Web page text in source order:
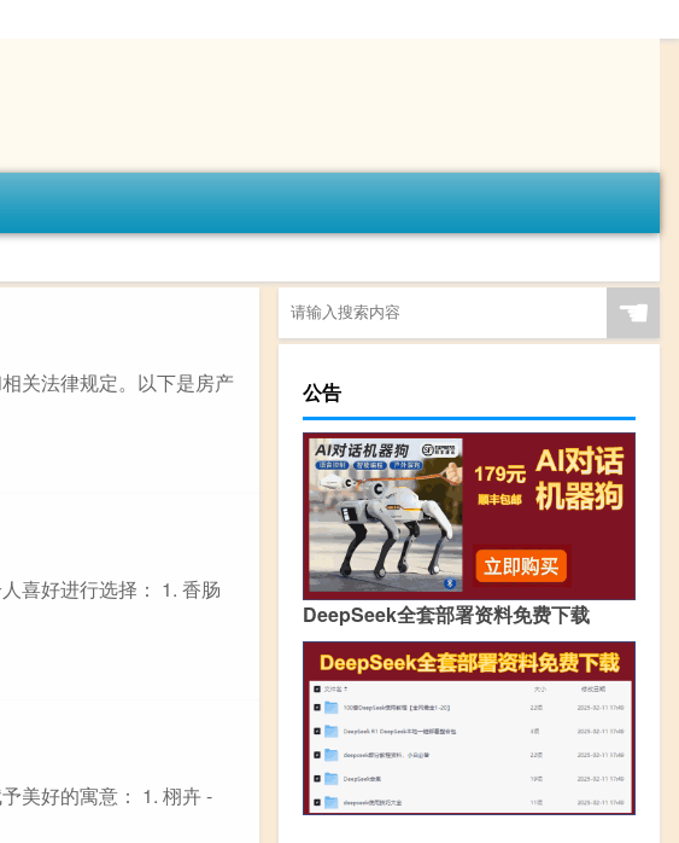
关法律规定。以下是房产
喜好进行选择： 1. 香肠
美好的寓意： 1. 栩卉 -
☚
公告
DeepSeek全套部署资料免费下载